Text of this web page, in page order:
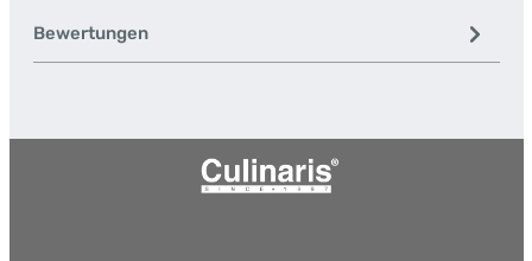
Bewertungen